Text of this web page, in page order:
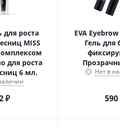
для роста
MISS
для роста
6 мл.
₽
EVA
Гель для
Нет в
590